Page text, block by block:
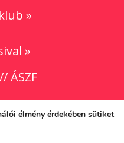
»
»
//ÁSZF
élmény érdekében sütiket